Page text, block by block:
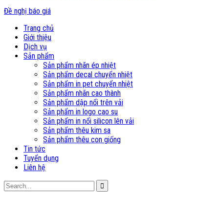
Đề nghị báo giá
Trang chủ
Giới thiệu
Dịch vụ
Sản phẩm
Sản phẩm nhãn ép nhiệt
Sản phẩm decal chuyển nhiệt
Sản phẩm in pet chuyển nhiệt
Sản phẩm nhãn cao thành
Sản phẩm dập nổi trên vải
Sản phẩm in logo cao su
Sản phẩm in nổi silicon lên vải
Sản phẩm thêu kim sa
Sản phẩm thêu con giống
Tin tức
Tuyển dụng
Liên hệ